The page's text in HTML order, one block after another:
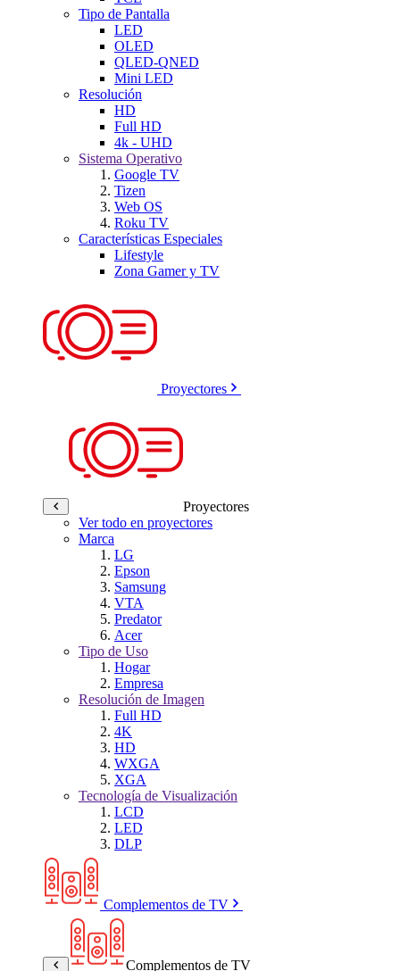
Tipo de Pantalla
LED
OLED
QLED-QNED
Mini LED
Resolución
HD
Full HD
4k - UHD
Sistema Operativo
Google TV
Tizen
Web OS
Roku TV
Características Especiales
Lifestyle
Zona Gamer y TV
Proyectores
Proyectores
Ver todo en proyectores
Marca
LG
Epson
Samsung
VTA
Predator
Acer
Tipo de Uso
Hogar
Empresa
Resolución de Imagen
Full HD
4K
HD
WXGA
XGA
Tecnología de Visualización
LCD
LED
DLP
Complementos de TV
Complementos de TV